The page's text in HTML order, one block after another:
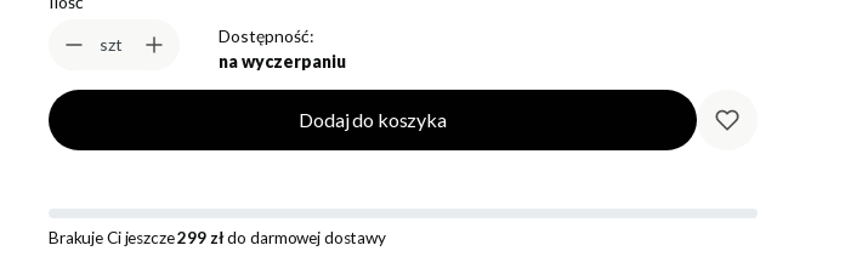
szt
Dostępność:
na wyczerpaniu
Dodaj do koszyka
Brakuje Ci jeszcze299 złdo darmowej dostawy